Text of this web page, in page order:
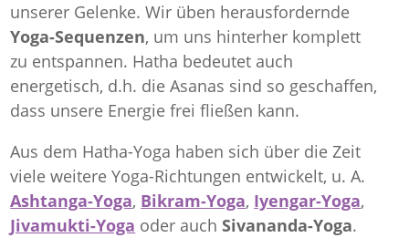
unserer Gelenke. Wir üben herausfordernde
Yoga-Sequenzen, um uns hinterher komplett
zu entspannen. Hatha bedeutet auch
energetisch, d.h. die Asanas sind so geschaffen,
dass unsere Energie frei fließen kann.
Aus dem Hatha-Yoga haben sich über die Zeit
viele weitere Yoga-Richtungen entwickelt, u. A.
Ashtanga-Yoga, Bikram-Yoga, Iyengar-Yoga,
Jivamukti-Yoga oder auchSivananda-Yoga.